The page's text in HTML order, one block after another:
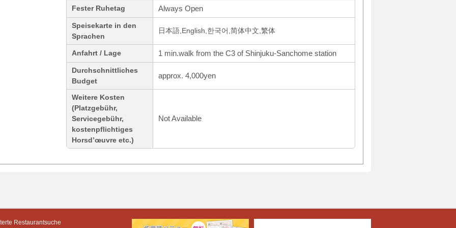
Fester Ruhetag Always Open
Speisekarte in den
Sprachen
日本語,English,한국어,简体中文,繁体
Anfahrt / Lage 1 min.walk from the C3 of Shinjuku-Sanchome station
Durchschnittliches
Budget
approx. 4,000yen
Weitere Kosten
(Platzgebühr,
Servicegebühr,
kostenpflichtiges
Horsd’œuvre etc.)
Not Available
Restaurantsuche